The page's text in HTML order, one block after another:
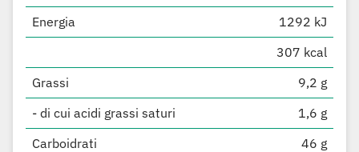
Energia
1292 kJ
307 kcal
Grassi
9,2 g
- di cui acidi grassi saturi
1,6 g
Carboidrati
46 g